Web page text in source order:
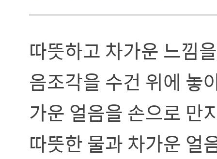
따뜻하고 차가운 느낌
음조각을 수건 위에 놓
가운 얼음을 손으로 만
따뜻한 물과 차가운 얼